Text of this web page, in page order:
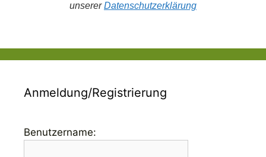
unsererDatenschutzerklärung
Anmeldung/Registrierung
Benutzername: